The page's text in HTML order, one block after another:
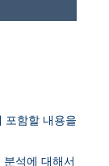
포함할 내용을
석에 대해서